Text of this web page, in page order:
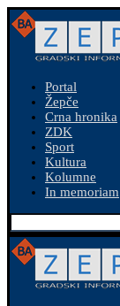
Portal
Žepče
Crna hronika
ZDK
Sport
Kultura
Kolumne
In memoriam